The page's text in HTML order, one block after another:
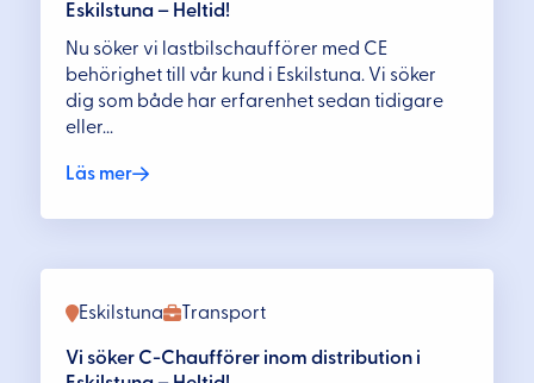
Eskilstuna – Heltid!
Nu söker vi lastbilschaufförer med CE
behörighet till vår kund i Eskilstuna. Vi söker
dig som både har erfarenhet sedan tidigare
eller...
Läs mer
Transport
Eskilstuna
Vi söker C-Chaufförer inom distribution i